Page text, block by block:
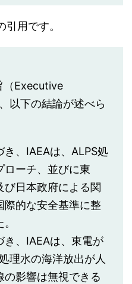
用です。
（Executive
以下の結論が述べら
き、IAEAは、ALPS処
ローチ、並びに東
び日本政府による関
際的な安全基準に整
き、IAEAは、東電が
理水の海洋放出が人
の影響は無視できる